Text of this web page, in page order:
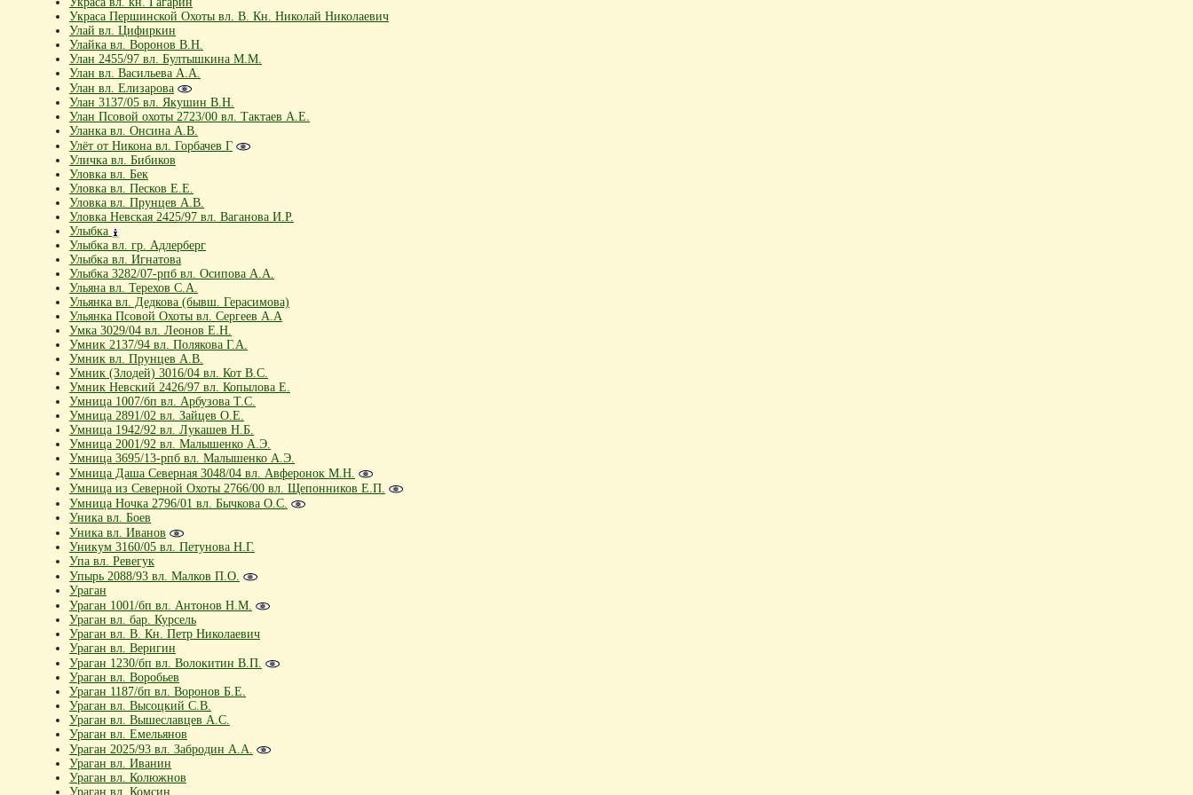
Украса Першинской Охоты вл. В. Кн. Николай Николаевич
Улай вл. Цифиркин
Улайка вл. Воронов В.Н.
Улан 2455/97 вл. Бултышкина М.М.
Улан вл. Васильева А.А.
Улан вл. Елизарова
Улан 3137/05 вл. Якушин В.Н.
Улан Псовой охоты 2723/00 вл. Тактаев А.Е.
Уланка вл. Онсина А.В.
Улёт от Никона вл. Горбачев Г
Уличка вл. Бибиков
Уловка вл. Бек
Уловка вл. Песков Е.Е.
Уловка вл. Прунцев А.В.
Уловка Невская 2425/97 вл. Ваганова И.Р.
Улыбка
Улыбка вл. гр. Адлерберг
Улыбка вл. Игнатова
Улыбка 3282/07-рпб вл. Осипова А.А.
Ульяна вл. Терехов С.А.
Ульянка вл. Дедкова (бывш. Герасимова)
Ульянка Псовой Охоты вл. Сергеев А.А
Умка 3029/04 вл. Леонов Е.Н.
Умник 2137/94 вл. Полякова Г.А.
Умник вл. Прунцев А.В.
Умник (Злодей) 3016/04 вл. Кот В.С.
Умник Невский 2426/97 вл. Копылова Е.
Умница 1007/бп вл. Арбузова Т.С.
Умница 2891/02 вл. Зайцев О.Е.
Умница 1942/92 вл. Лукашев Н.Б.
Умница 2001/92 вл. Малышенко А.Э.
Умница 3695/13-рпб вл. Малышенко А.Э.
Умница Даша Северная 3048/04 вл. Авферонок М.Н.
Умница из Северной Охоты 2766/00 вл. Щепонников Е.П.
Умница Ночка 2796/01 вл. Бычкова О.С.
Уника вл. Боев
Уника вл. Иванов
Уникум 3160/05 вл. Петунова Н.Г.
Упа вл. Ревегук
Упырь 2088/93 вл. Малков П.О.
Ураган
Ураган 1001/бп вл. Антонов Н.М.
Ураган вл. бар. Курсель
Ураган вл. В. Кн. Петр Николаевич
Ураган вл. Веригин
Ураган 1230/бп вл. Волокитин В.П.
Ураган вл. Воробьев
Ураган 1187/бп вл. Воронов Б.Е.
Ураган вл. Высоцкий С.В.
Ураган вл. Вышеславцев А.С.
Ураган вл. Емельянов
Ураган 2025/93 вл. Забродин А.А.
Ураган вл. Иванин
Ураган вл. Колюжнов
Ураган вл. Комсин